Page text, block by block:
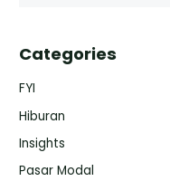
Categories
FYI
Hiburan
Insights
Pasar Modal